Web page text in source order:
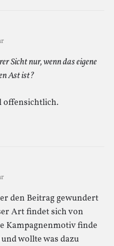
Sicht nur, wenn das eigene
Ast ist?
offensichtlich.
den Beitrag gewundert
Art findet sich von
Kampagnenmotiv finde
wollte was dazu